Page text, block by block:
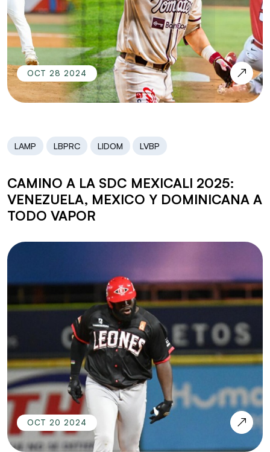
OCT 28 2024
LAMP LBPRC LIDOM LVBP
CAMINO A LA SDC MEXICALI 2025:
VENEZUELA, MEXICO Y DOMINICANA A
TODO VAPOR
OCT 20 2024